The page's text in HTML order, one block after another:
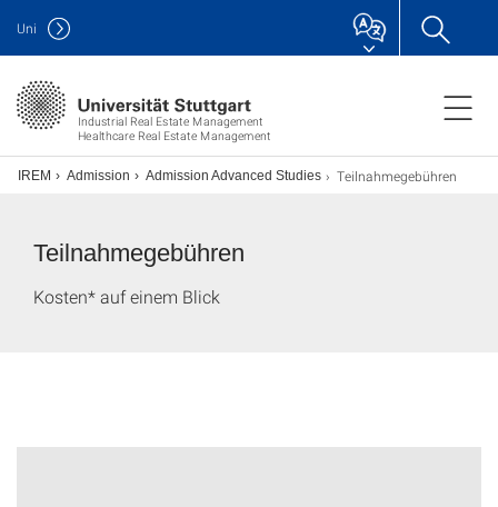
Industrial Real Estate Management
Healthcare Real Estate Management
Uni
IREM Admission Admission Advanced Studies Teilnahmegebühren
Teilnahmegebühren
Kosten* auf einem Blick